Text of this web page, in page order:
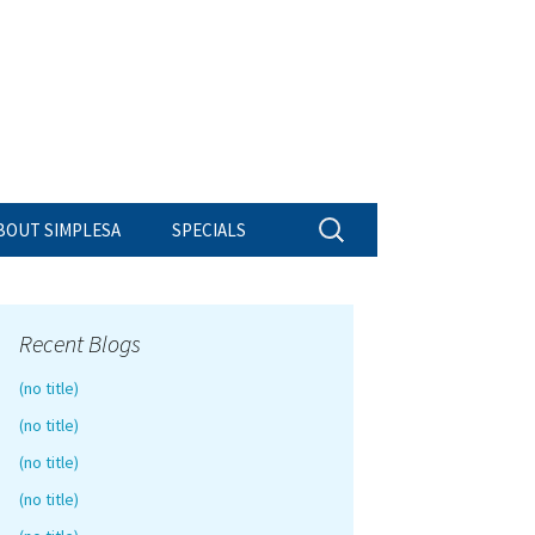
SIMPLESA SPECIALS
Search
for:
Recent Blogs
(no title)
(no title)
(no title)
(no title)